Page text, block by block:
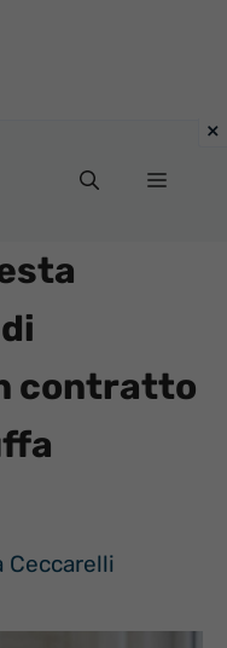
Menu
contratto
Ceccarelli